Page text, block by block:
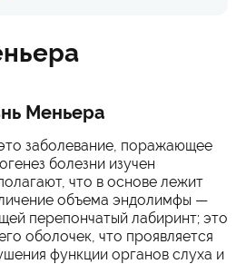
Меньера
заболевание, поражающее
болезни изучен
что в основе лежит
объема эндолимфы —
перепончатый лабиринт; это
оболочек, что проявляется
функции органов слуха и